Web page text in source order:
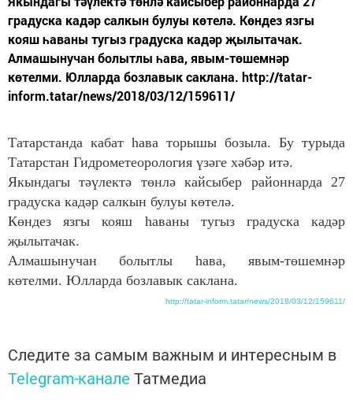
градуска кадәр салкын булуы көтелә. Көндез язгы
кояш һаваны тугыз градуска кадәр җылытачак.
Алмашынучан болытлы һава, явым-төшемнәр
көтелми. Юлларда бозлавык саклана. http://tatar-
inform.tatar/news/2018/03/12/159611/
Татарстанда кабат һава торышы бозыла. Бу турыда
Татарстан Гидрометеорология үзәге хәбәр итә.
Якындагы тәүлектә төнлә кайсыбер районнарда 27
градуска кадәр салкын булуы көтелә.
Көндез язгы кояш һаваны тугыз градуска кадәр
җылытачак.
Алмашынучан болытлы һава, явым-төшемнәр
көтелми. Юлларда бозлавык саклана.
http://tatar-inform.tatar/news/2018/03/12/159611/
Следите за самым важным и интересным в
Telegram-канале Татмедиа